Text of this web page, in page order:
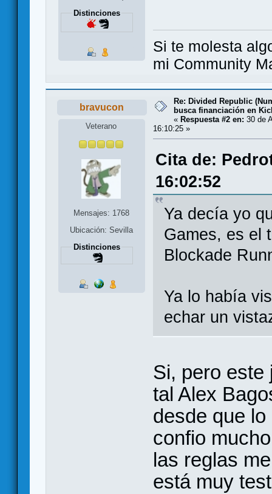
Distinciones
Si te molesta
mi Community
bravucon
Veterano
Mensajes: 1768
Ubicación: Sevilla
Distinciones
Re: Divided Republic
busca financiación en
« Respuesta #2 en: 30 de
16:10:25 »
Cita de:
16:02:52
Ya decía yo
Games, es el
Blockade
Ya lo había
echar un
Si, pero este
tal Alex
desde que
confio
las reglas
está muy